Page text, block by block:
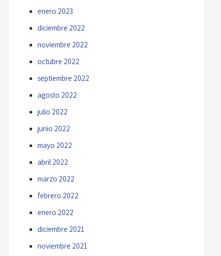
enero 2023
diciembre 2022
noviembre 2022
octubre 2022
septiembre 2022
agosto 2022
julio 2022
junio 2022
mayo 2022
abril 2022
marzo 2022
febrero 2022
enero 2022
diciembre 2021
noviembre 2021